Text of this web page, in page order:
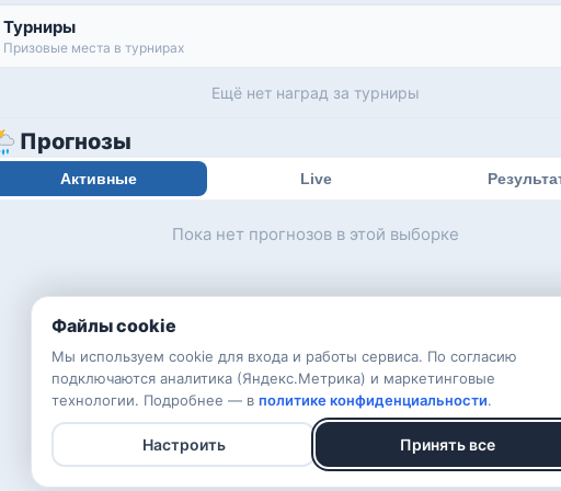
Файлы cookie
Мы используем cookie для входа и работы сервиса. По согласию
подключаются аналитика (Яндекс.Метрика) и маркетинговые
технологии. Подробнее — в политике конфиденциальности.
Настроить Принять все
Турниры
Призовые места в турнирах
Ещё нет наград за турниры
Прогнозы
Активные Live
Пока нет прогнозов в этой выборке